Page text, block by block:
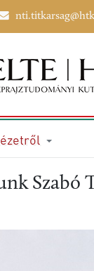
Szabó